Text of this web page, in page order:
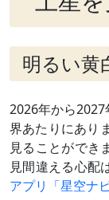
明るい黄
2026年から
界あたりにあり
見ることができ
見間違える心配
アプリ「星空ナビ